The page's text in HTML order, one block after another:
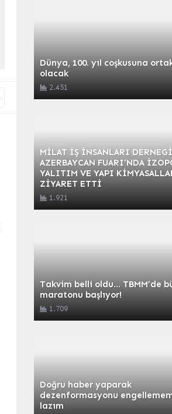
Dünya, 100. yıl coşkusuna
olacak
2.451
MİLAT İŞ İNSANLARI DERNEGİ
AZERBAYCAN FUARI’NDA
YALITIM VE YAPI
ZİYARET ETTİ
1.921
Takvim belli oldu… TBMM’de
maratonu başlıyor!
1.709
Doğru haber yaparak
dezenformasyonu
lazım